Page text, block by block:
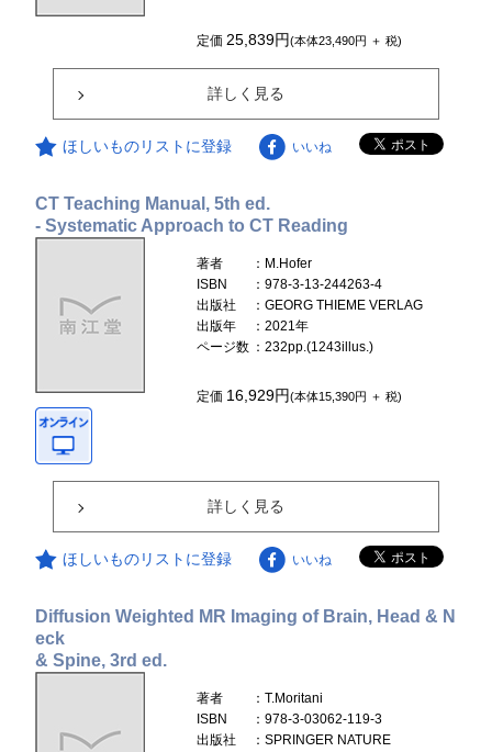
定価25,839円(本体23,490円 ＋ 税)
詳しく見る
ほしいものリストに登録 いいね
CT Teaching Manual, 5th ed.
- Systematic Approach to CT Reading
著者
：M.Hofer
ISBN
：978-3-13-244263-4
出版社
：GEORG THIEME VERLAG
出版年
：2021年
ページ数 ：232pp.(1243illus.)
定価 16,929円(本体15,390円 ＋ 税)
詳しく見る
ほしいものリストに登録 いいね
Diffusion Weighted MR Imaging of Brain, Head & N
eck
& Spine, 3rd ed.
著者
：T.Moritani
ISBN
：978-3-03062-119-3
出版社
：SPRINGER NATURE